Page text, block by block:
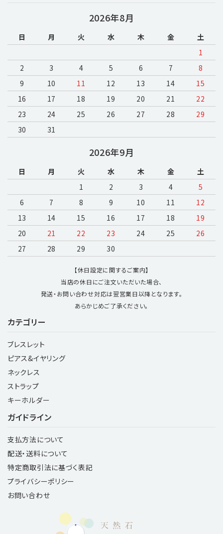
カテゴリー
検索する
カテゴリー
ブレスレット
ピアス&イヤリング
ネックレス
ストラップ
キーホルダー
ガイドライン
支払方法について
配送・送料について
特定商取引法に基づく表記
プライバシーポリシー
お問い合わせ
2026年8月
日 月 火 水 木 金
土
1
2
3 4 5 6 7
8
9
10 11 12 13 14
15
16
17 18 19 20 21
22
23
24 25 26 27 28
29
30
31
2026年9月
日 月 火 水 木 金
土
1
2 3 4
5
6
7 8 9 10 11
12
13
14 15 16 17 18
19
20
21 22 23 24 25
26
27
28 29 30
【休日設定に関するご案内】
当店の休日にご注文いただいた場合、
発送・お問い合わせ対応は翌営業日以降となります。
あらかじめご了承ください。